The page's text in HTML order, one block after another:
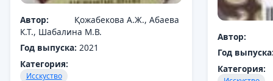
Автор:
Қожабекова А.Ж., Абаева
К.Т., Шабалина М.В.
Год выпуска: 2021
Категория:
Исскуство
Автор:
Год
Категория: